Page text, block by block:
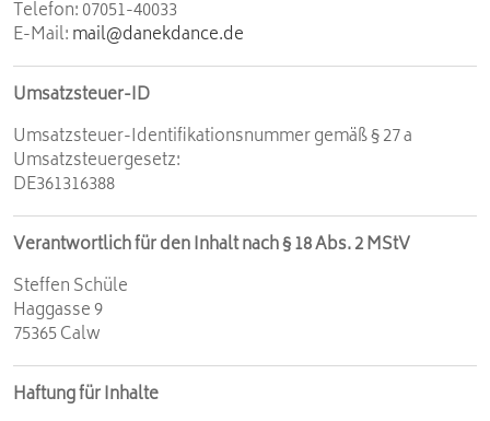
Telefon: 07051-40033
E-Mail:mail@danekdance.de
Umsatzsteuer-ID
Umsatzsteuer-Identifikationsnummer gemäß § 27 a
Umsatzsteuergesetz:
DE361316388
Verantwortlich für den Inhalt nach § 18 Abs. 2 MStV
Steffen Schüle
Haggasse 9
75365 Calw
Haftung für Inhalte